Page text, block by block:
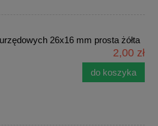
26x16 mm prosta żółta
2,00 zł
do koszyka